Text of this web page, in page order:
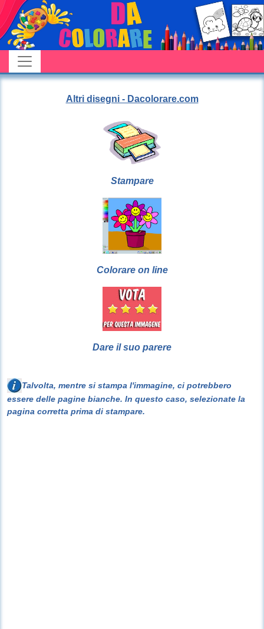
Altri disegni - Dacolorare.com
Stampare
Colorare on line
Dare il suo parere
Talvolta, mentre si stampa l'immagine, ci potrebbero
essere delle pagine bianche. In questo caso, selezionate la
pagina corretta prima di stampare.